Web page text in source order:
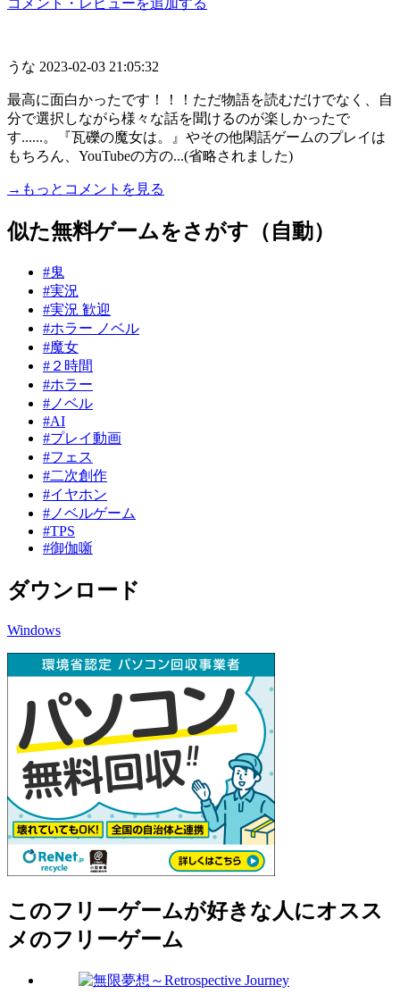
うな 2023-02-03 21:05:32
最高に面白かったです！！！ただ物語を読むだけでなく、自
分で選択しながら様々な話を聞けるのが楽しかったで
す......。『瓦礫の魔女は。』やその他閑話ゲームのプレイは
もちろん、YouTubeの方の...(省略されました)
→もっとコメントを見る
似た無料ゲームをさがす（自動）
#鬼
#実況
#実況 歓迎
#ホラー ノベル
#魔女
#２時間
#ホラー
#ノベル
#AI
#プレイ動画
#フェス
#二次創作
#イヤホン
#ノベルゲーム
#TPS
#御伽噺
ダウンロード
Windows
このフリーゲームが好きな人にオスス
メのフリーゲーム